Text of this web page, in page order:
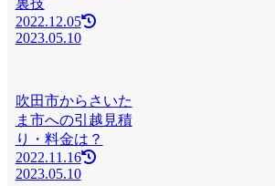
2022.12.05
2023.05.10
吹田市からさいた
ま市への引越見積
り・料金は？
2022.11.16
2023.05.10